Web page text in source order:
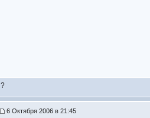
?
6 Октября 2006 в 21:45